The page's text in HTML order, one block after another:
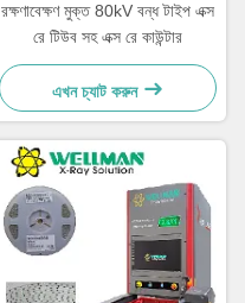
রক্ষণাবেক্ষণ মুক্ত 80kV বন্ধ টাইপ এক্স
রে টিউব সহ এক্স রে কাউন্টার
এখন চ্যাট করুন